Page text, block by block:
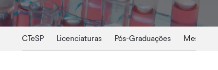
CTeSP Licenciaturas Pós-Graduações